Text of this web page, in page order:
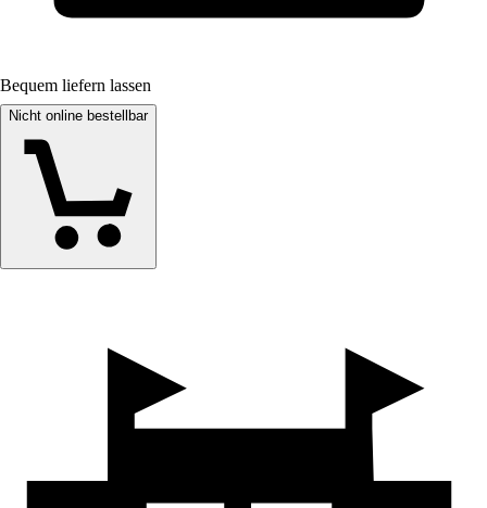
Bequem liefern lassen
Nicht online bestellbar